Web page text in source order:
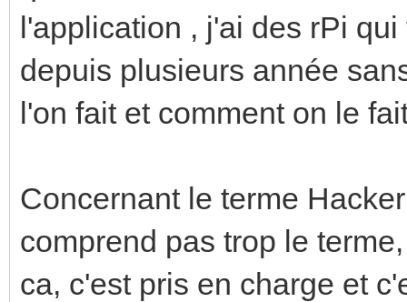
l'application , j'ai des rPi
depuis plusieurs année
l'on fait et comment on le
Concernant le terme
comprend pas trop le
ca, c'est pris en charge et